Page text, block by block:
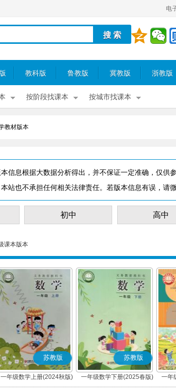
电
教科版 鲁教版 冀教版 浙教版
按阶段找课本 按城市找课本
教材版本
信息根据大数据分析得出，并不保证一定准确，仅供
站也不承担任何相关法律责任。若版本信息有误，请
初中 高中
课本版本
苏教版
一年级数学上册(2024秋版)
苏教版
一年级数学下册(2025春版)
一年